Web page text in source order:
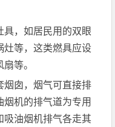
具，如居民用的双眼
灶等，这类燃具应设
等。
烟囱，烟气可直接排
机的排气道为专用
吸油烟机排气各走其